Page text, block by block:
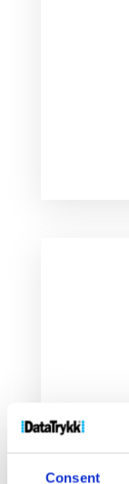
Consent